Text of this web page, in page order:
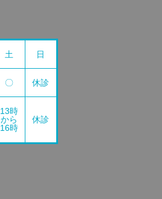
土 日
〇 休診
13時
から
16時
休診